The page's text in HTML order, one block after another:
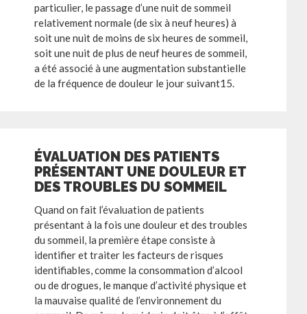
particulier, le passage d’une nuit de sommeil
relativement normale (de six à neuf heures) à
soit une nuit de moins de six heures de sommeil,
soit une nuit de plus de neuf heures de sommeil,
a été associé à une augmentation substantielle
de la fréquence de douleur le jour suivant15.
ÉVALUATION DES PATIENTS
PRÉSENTANT UNE DOULEUR ET
DES TROUBLES DU SOMMEIL
Quand on fait l’évaluation de patients
présentant à la fois une douleur et des troubles
du sommeil, la première étape consiste à
identifier et traiter les facteurs de risques
identifiables, comme la consommation d’alcool
ou de drogues, le manque d’activité physique et
la mauvaise qualité de l’environnement du